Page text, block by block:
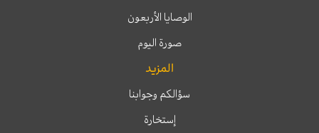
الوصايا الأربعون
صورة اليوم
المزيد
سؤالكم وجوابنا
إستخارة